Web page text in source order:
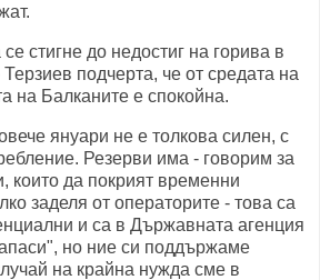
стигне до недостиг на горива в
подчерта, че от средата на
на Балканите е спокойна.
януари не е толкова силен, с
Резерви има - говорим за
които да покрият временни
заделя от операторите - това са
и са в Държавната агенция
но ние си поддържаме
на крайна нужда сме в